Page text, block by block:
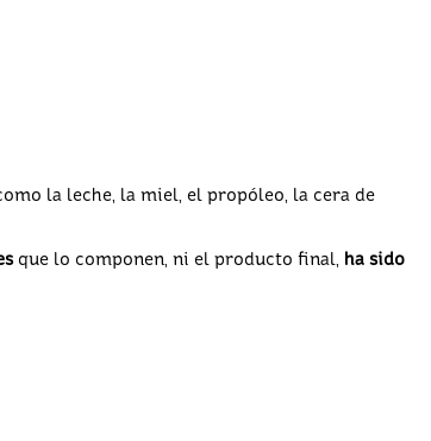
la leche, la miel, el propóleo, la cera de
que lo componen, ni el producto final, ha sido